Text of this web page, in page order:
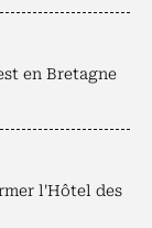
en Bretagne
l'Hôtel des